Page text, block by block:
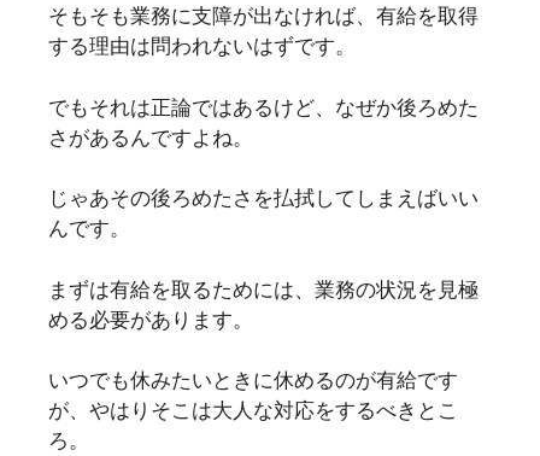
そもそも業務に支障が出なければ、有給を取得
する理由は問われないはずです。
でもそれは正論ではあるけど、なぜか後ろめた
さがあるんですよね。
じゃあその後ろめたさを払拭してしまえばいい
んです。
まずは有給を取るためには、業務の状況を見極
める必要があります。
いつでも休みたいときに休めるのが有給です
が、やはりそこは大人な対応をするべきとこ
ろ。